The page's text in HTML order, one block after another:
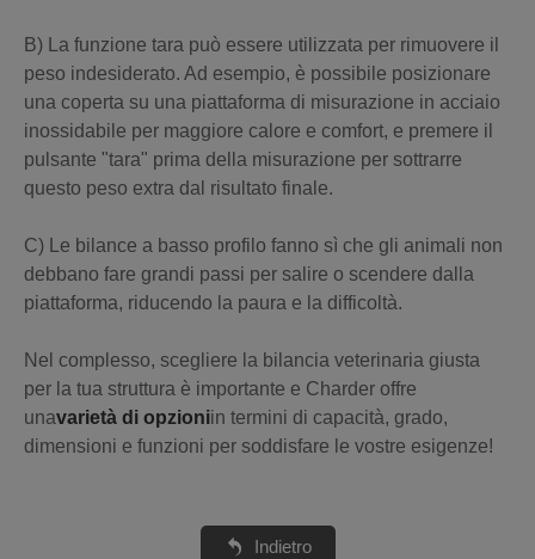
B) La funzione tara può essere utilizzata per rimuovere il
peso indesiderato. Ad esempio, è possibile posizionare
una coperta su una piattaforma di misurazione in acciaio
inossidabile per maggiore calore e comfort, e premere il
pulsante "tara" prima della misurazione per sottrarre
questo peso extra dal risultato finale.
C) Le bilance a basso profilo fanno sì che gli animali non
debbano fare grandi passi per salire o scendere dalla
piattaforma, riducendo la paura e la difficoltà.
Nel complesso, scegliere la bilancia veterinaria giusta
per la tua struttura è importante e Charder offre
unavarietà di opzioniin termini di capacità, grado,
dimensioni e funzioni per soddisfare le vostre esigenze!
Indietro